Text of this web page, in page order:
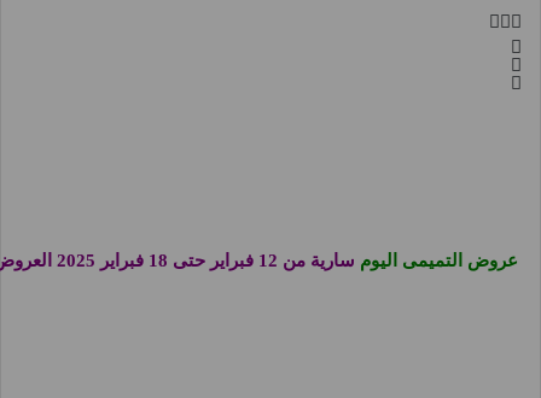
عروض التميمى اليوم سارية من 12 فبراير حتى 18 فبراير 2025 العروض الاسبوعية او حتى نفاذ الكمية فى فروع